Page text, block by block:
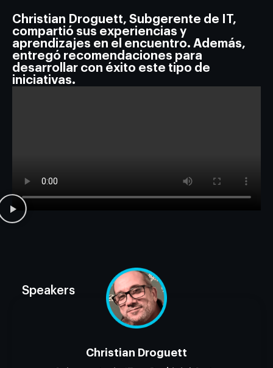
Christian Droguett, Subgerente de IT,
compartió sus experiencias y
aprendizajes en el encuentro. Además,
entregó recomendaciones para
desarrollar con éxito este tipo de
iniciativas.
Speakers
Christian Droguett